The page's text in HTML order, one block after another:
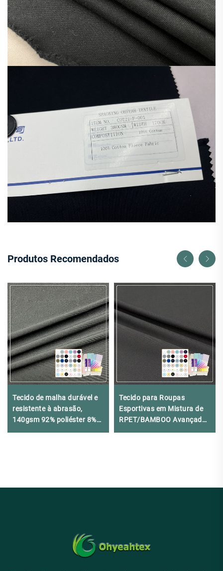
Produtos Recomendados
Tecido de malha durável e
resistente à abrasão,
140gsm 92% poliéster 8%
elastano, adequado para
Tecido para Roupas
Esportivas em Mistura de
RPET/BAMBOO Avançado
260gsm com Certificação